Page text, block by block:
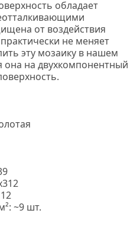
обладает
от воздействия
не меняет
эту мозаику в нашем
она на двухкомпонентный
~9 шт.